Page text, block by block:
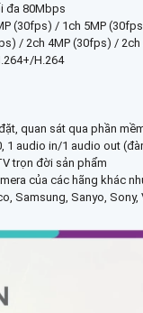
đa 80Mbps
(30fps) / 1ch 5MP
/ 2ch 4MP (30fps) /
H.264
quan sát qua phần
1 audio in/1 audio out
trọn đời sản phẩm
của các hãng khác
Samsung, Sanyo, Sony,